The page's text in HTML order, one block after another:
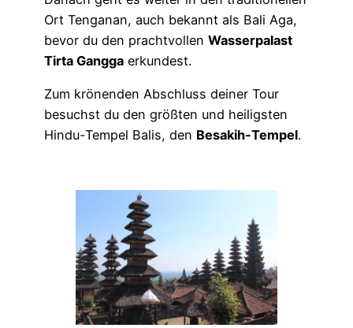
Ort Tenganan, auch bekannt als Bali Aga,
bevor du den prachtvollen Wasserpalast
Tirta Gangga erkundest.
Zum krönenden Abschluss deiner Tour
besuchst du den größten und heiligsten
Hindu-Tempel Balis, den Besakih-Tempel.